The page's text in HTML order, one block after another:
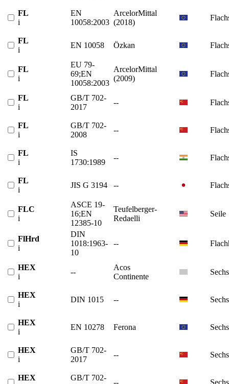
FL
i
EN
10058:2003
ArcelorMittal
(2018)
FL
i
EN 10058 Özkan
FL
i
EU 79-
69;EN
10058:2003
ArcelorMittal
(2009)
FL
i
GB/T 702-
2017
--
FL
i
GB/T 702-
2008
--
FL
i
IS
1730:1989
--
FL
i
JIS G 3194 --
FLC
i
ASCE 19-
16;EN
12385-10
Teufelberger-
Redaelli
Seile
FlHrd
i
DIN
1018:1963-
10
--
HEX
i
--
Acos
Continente
HEX
i
DIN 1015 --
HEX
i
EN 10278 Ferona
HEX
i
GB/T 702-
2017
--
HEX
GB/T 702-